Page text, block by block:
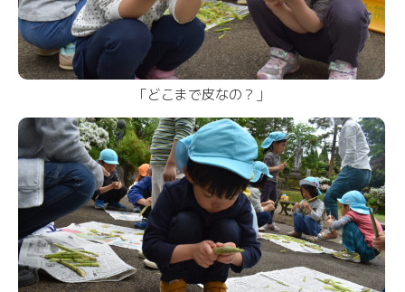
「どこまで皮なの？」